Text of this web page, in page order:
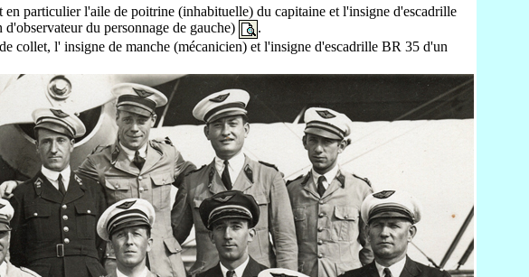
particulier l'aile de poitrine (inhabituelle) du capitaine et l'insigne d'escadrille
du personnage de gauche)
.
collet, l' insigne de manche (mécanicien) et l'insigne d'escadrille BR 35 d'un